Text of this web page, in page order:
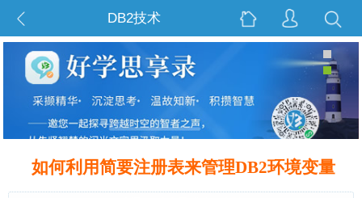
DB2技术
如何利用简要注册表来管理DB2环境变量